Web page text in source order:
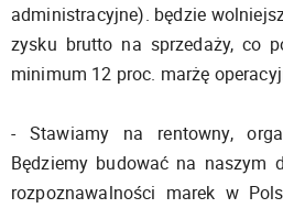
administracyjne). będzie
zysku brutto na sprzedaży, co
minimum 12 proc. marżę
- Stawiamy na rentowny,
Będziemy budować na naszym
rozpoznawalności marek w